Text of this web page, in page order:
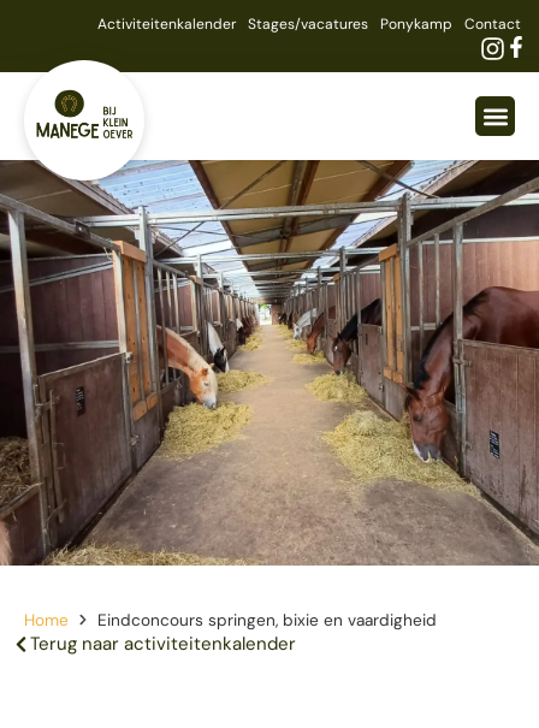
Activiteitenkalender Stages/vacatures Ponykamp Contact
Home Eindconcours springen, bixie en vaardigheid
Terug naar activiteitenkalender